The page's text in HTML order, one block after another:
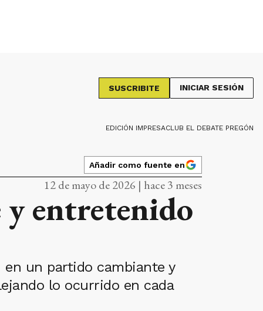
SUSCRIBITE INICIAR SESIÓN
EDICIÓN IMPRESACLUB EL DEBATE PREGÓN
Añadir como fuente en
12 de mayo de 2026 | hace 3 meses
entretenido
en un partido cambiante y
lo ocurrido en cada